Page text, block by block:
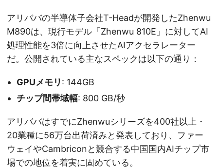
アリババの半導体子会社T-Headが開発したZhenwu
M890は、現行モデル「Zhenwu 810E」に対してAI
処理性能を3倍に向上させたAIアクセラレーター
だ。公開されている主なスペックは以下の通り：
GPUメモリ : 144GB
チップ間帯域幅: 800 GB/秒
アリババはすでにZhenwuシリーズを400社以上・
20業種に56万台出荷済みと発表しており、ファー
ウェイやCambriconと競合する中国国内AIチップ市
場での地位を着実に固めている。